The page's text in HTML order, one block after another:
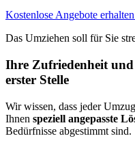
Kostenlose Angebote
Das Umziehen soll für Sie
Ihre Zufriedenheit
erster Stelle
Wir wissen, dass jeder
Ihnen speziell angepasste
Bedürfnisse abgestimmt sind.